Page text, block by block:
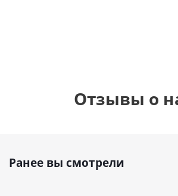
Отзывы о
Ранее вы смотрели